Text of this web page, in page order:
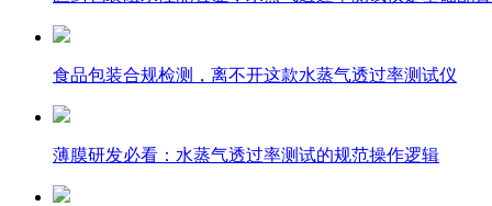
食品包装合规检测，离不开这款水蒸气透过率测试仪
薄膜研发必看：水蒸气透过率测试的规范操作逻辑